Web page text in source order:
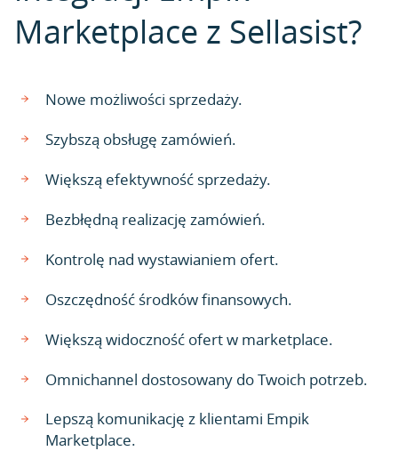
Marketplace z Sellasist?
Nowe możliwości sprzedaży.
Szybszą obsługę zamówień.
Większą efektywność sprzedaży.
Bezbłędną realizację zamówień.
Kontrolę nad wystawianiem ofert.
Oszczędność środków finansowych.
Większą widoczność ofert w marketplace.
Omnichannel dostosowany do Twoich potrzeb.
Lepszą komunikację z klientami Empik
Marketplace.